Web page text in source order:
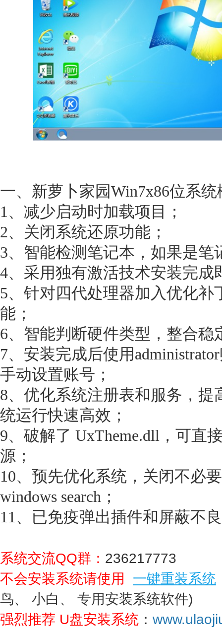
一、新萝卜家园Win7x86位系统
1、减少启动时加载项目；
2、关闭系统还原功能；
3、智能检测笔记本，如果是
4、采用独有激活技术安装完成
5、针对四代处理器加入优化补
能；
6、智能判断硬件类型，整合稳
7、安装完成后使用
手动设置账号；
8、优化系统注册表和服务，
统运行快速高效；
9、破解了 UxTheme.dll，可直
源；
10、预先优化系统，关闭不必
windows search；
11、已免疫弹出插件和屏蔽不
系统交流QQ群： 236217773
不会安装系统请使用 一键重装系统
鸟、 小白、 专用安装系统软件)
强烈推荐 U盘安装系统 ：